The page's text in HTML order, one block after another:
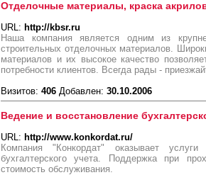
Отделочные материалы, краска
URL: http://kbsr.ru
Наша компания является одним из
строительных отделочных материалов.
материалов и их высокое качество
потребности клиентов. Всегда рады -
Визитов: 406 Добавлен: 30.10.2006
Ведение и восстановление
URL: http://www.konkordat.ru/
Компания "Конкордат" оказывает
бухгалтерского учета. Поддержка при
стоимость обслуживания.